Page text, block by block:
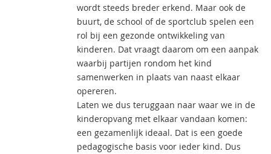
wordt steeds breder erkend. Maar ook de
buurt, de school of de sportclub spelen een
rol bij een gezonde ontwikkeling van
kinderen. Dat vraagt daarom om een aanpak
waarbij partijen rondom het kind
samenwerken in plaats van naast elkaar
opereren.
Laten we dus teruggaan naar waar we in de
kinderopvang met elkaar vandaan komen:
een gezamenlijk ideaal. Dat is een goede
pedagogische basis voor ieder kind. Dus